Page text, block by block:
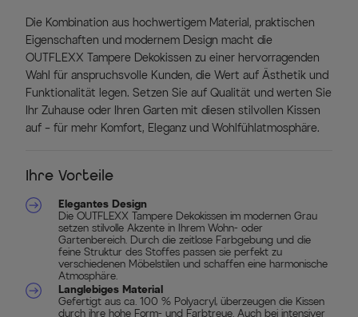
Die Kombination aus hochwertigem Material, praktischen
Eigenschaften und modernem Design macht die
OUTFLEXX Tampere Dekokissen zu einer hervorragenden
Wahl für anspruchsvolle Kunden, die Wert auf Ästhetik und
Funktionalität legen. Setzen Sie auf Qualität und werten Sie
Ihr Zuhause oder Ihren Garten mit diesen stilvollen Kissen
auf – für mehr Komfort, Eleganz und Wohlfühlatmosphäre.
Ihre Vorteile
Elegantes Design
Die OUTFLEXX Tampere Dekokissen im modernen Grau
setzen stilvolle Akzente in Ihrem Wohn- oder
Gartenbereich. Durch die zeitlose Farbgebung und die
feine Struktur des Stoffes passen sie perfekt zu
verschiedenen Möbelstilen und schaffen eine harmonische
Atmosphäre.
Langlebiges Material
Gefertigt aus ca. 100 % Polyacryl, überzeugen die Kissen
durch ihre hohe Form- und Farbtreue. Auch bei intensiver